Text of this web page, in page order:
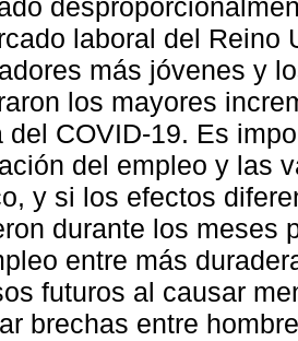
laboral del Reino
más jóvenes y
los mayores
del COVID-19. Es
del empleo y las
y si los efectos
durante los meses
entre más
futuros al causar
brechas entre